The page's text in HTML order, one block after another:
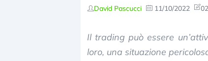
David Pascucci 11/10/2022
Il trading può essere
loro, una situazione